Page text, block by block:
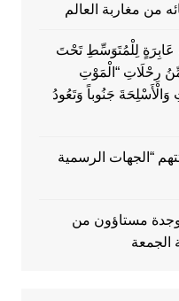
من مغاربة العالم
عَابِرَةٍ لِلْمُتَوَسِّطِ تَحْتَ
رِحْلَاتِ “الْمَوْتِ
جَنُوباً وَتَعُودُ
“الجهات الرسمية
مستاؤون من
الجمعة